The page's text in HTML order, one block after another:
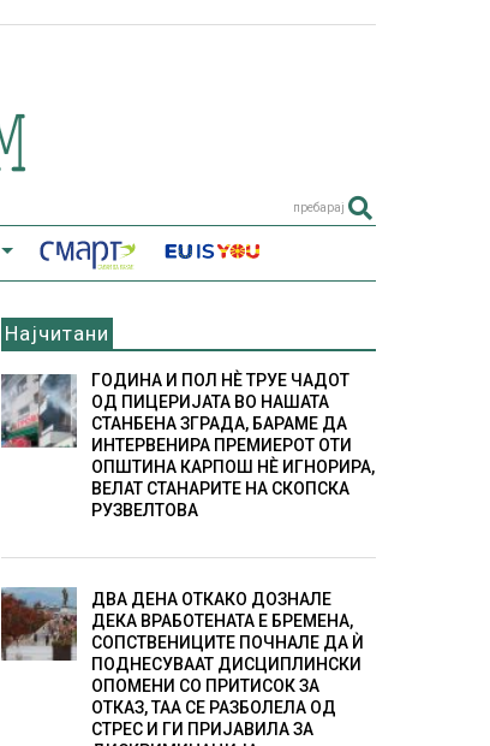
пребарај
Најчитани
ГОДИНА И ПОЛ НÈ ТРУЕ ЧАДОТ
ОД ПИЦЕРИЈАТА ВО НАШАТА
СТАНБЕНА ЗГРАДА, БАРАМЕ ДА
ИНТЕРВЕНИРА ПРЕМИЕРОТ ОТИ
ОПШТИНА КАРПОШ НÈ ИГНОРИРА,
ВЕЛАТ СТАНАРИТЕ НА СКОПСКА
РУЗВЕЛТОВА
ДВА ДЕНА ОТКАКО ДОЗНАЛЕ
ДЕКА ВРАБОТЕНАТА Е БРЕМЕНА,
СОПСТВЕНИЦИТЕ ПОЧНАЛЕ ДА Ѝ
ПОДНЕСУВААТ ДИСЦИПЛИНСКИ
ОПОМЕНИ СО ПРИТИСОК ЗА
ОТКАЗ, ТАА СЕ РАЗБОЛЕЛА ОД
СТРЕС И ГИ ПРИЈАВИЛА ЗА